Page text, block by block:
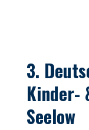
3.
Kinder-
Seelow